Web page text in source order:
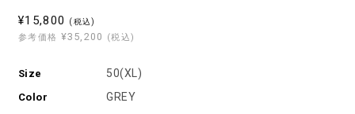
セ
ー
価
格
¥15,800 (税込)
参考価格 ¥35,200 (税込)
Size 50(XL)
Color GREY